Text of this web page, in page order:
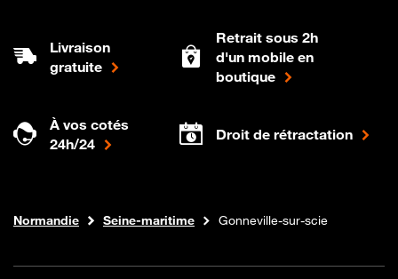
Livraison
gratuite
Retrait sous 2h
d'un mobile en
boutique
À vos cotés
24h/24
Droit de rétractation
Boutique Orange
Internet fibre
Normandie Seine-maritime Gonneville-sur-scie